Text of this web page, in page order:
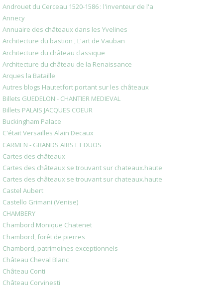
Androuet du Cerceau 1520-1586 : l'inventeur de l'a
Annecy
Annuaire des châteaux dans les Yvelines
Architecture du bastion , L'art de Vauban
Architecture du château classique
Architecture du château de la Renaissance
Arques la Bataille
Autres blogs Hautetfort portant sur les châteaux
Billets GUEDELON - CHANTIER MEDIEVAL
Billets PALAIS JACQUES COEUR
Buckingham Palace
C'était Versailles Alain Decaux
CARMEN - GRANDS AIRS ET DUOS
Cartes des châteaux
Cartes des châteaux se trouvant sur chateaux.haute
Cartes des châteaux se trouvant sur chateaux.haute
Castel Aubert
Castello Grimani (Venise)
CHAMBERY
Chambord Monique Chatenet
Chambord, forêt de pierres
Chambord, patrimoines exceptionnels
Château Cheval Blanc
Château Conti
Château Corvinesti